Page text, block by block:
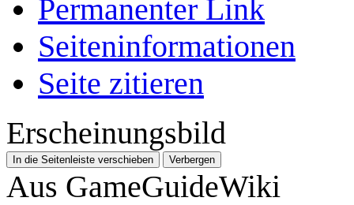
Permanenter Link
Seiten­­informationen
Seite zitieren
Erscheinungsbild
In die Seitenleiste verschieben Verbergen
Aus GameGuideWiki